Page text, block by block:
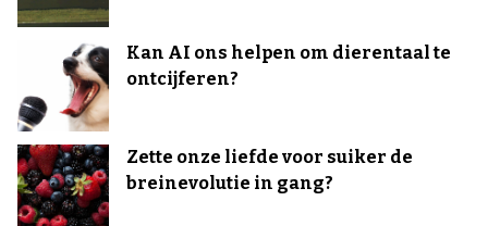
Kan AI ons helpen om dierentaal te
ontcijferen?
Zette onze liefde voor suiker de
breinevolutie in gang?